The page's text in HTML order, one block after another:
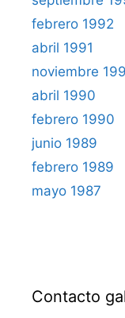
febrero 1992
abril 1991
noviembre
abril 1990
febrero 1990
junio 1989
febrero 1989
mayo 1987
Contacto